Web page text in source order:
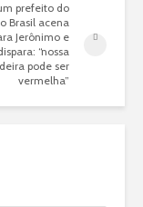
prefeito do
Brasil acena
Jerônimo e
“nossa
pode ser
vermelha”